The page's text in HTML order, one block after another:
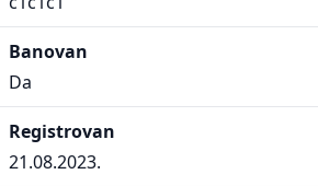
Banovan
Da
Registrovan
21.08.2023.